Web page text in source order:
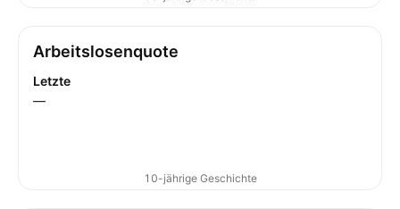
Arbeitslosenquote
Letzte
—
10-jährige Geschichte